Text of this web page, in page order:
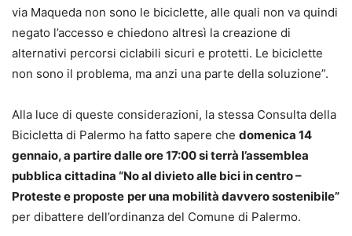
via Maqueda non sono le biciclette, alle quali non va quindi
negato l’accesso e chiedono altresì la creazione di
alternativi percorsi ciclabili sicuri e protetti. Le biciclette
non sono il problema, ma anzi una parte della soluzione”.
Alla luce di queste considerazioni, la stessa Consulta della
Bicicletta di Palermo ha fatto sapere che domenica 14
gennaio, a partire dalle ore 17:00 si terrà l’assemblea
pubblica cittadina “No al divieto alle bici in centro –
Proteste e proposte per una mobilità davvero sostenibile”
per dibattere dell’ordinanza del Comune di Palermo.